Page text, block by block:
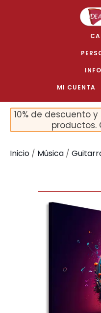
MI CUENTA
10% de descuento
productos.
Inicio / Música /